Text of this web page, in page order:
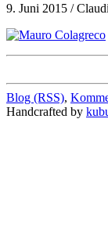
9. Juni 2015 /
Blog (RSS),
Handcrafted by